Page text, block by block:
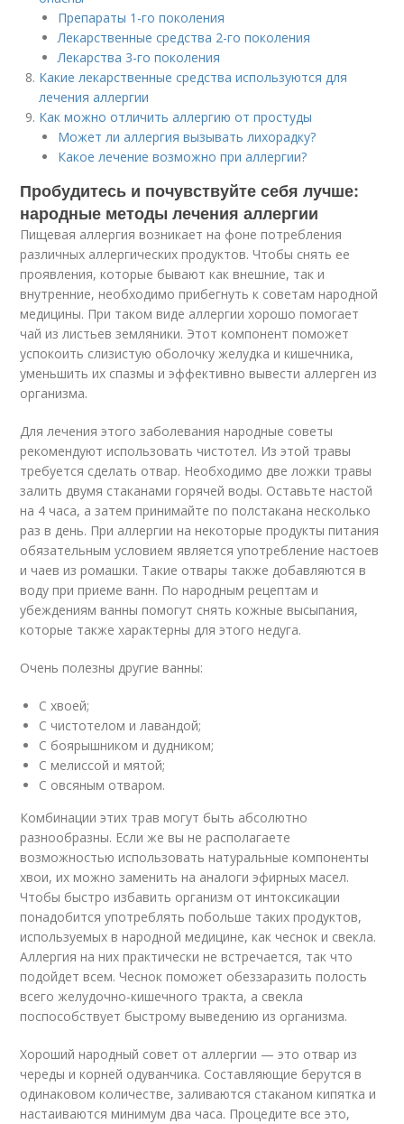
Препараты 1-го поколения
Лекарственные средства 2-го поколения
Лекарства 3-го поколения
Какие лекарственные средства используются для
лечения аллергии
Как можно отличить аллергию от простуды
Может ли аллергия вызывать лихорадку?
Какое лечение возможно при аллергии?
Пробудитесь и почувствуйте себя лучше:
народные методы лечения аллергии
Пищевая аллергия возникает на фоне потребления
различных аллергических продуктов. Чтобы снять ее
проявления, которые бывают как внешние, так и
внутренние, необходимо прибегнуть к советам народной
медицины. При таком виде аллергии хорошо помогает
чай из листьев земляники. Этот компонент поможет
успокоить слизистую оболочку желудка и кишечника,
уменьшить их спазмы и эффективно вывести аллерген из
организма.
Для лечения этого заболевания народные советы
рекомендуют использовать чистотел. Из этой травы
требуется сделать отвар. Необходимо две ложки травы
залить двумя стаканами горячей воды. Оставьте настой
на 4 часа, а затем принимайте по полстакана несколько
раз в день. При аллергии на некоторые продукты питания
обязательным условием является употребление настоев
и чаев из ромашки. Такие отвары также добавляются в
воду при приеме ванн. По народным рецептам и
убеждениям ванны помогут снять кожные высыпания,
которые также характерны для этого недуга.
Очень полезны другие ванны:
С хвоей;
С чистотелом и лавандой;
С боярышником и дудником;
С мелиссой и мятой;
С овсяным отваром.
Комбинации этих трав могут быть абсолютно
разнообразны. Если же вы не располагаете
возможностью использовать натуральные компоненты
хвои, их можно заменить на аналоги эфирных масел.
Чтобы быстро избавить организм от интоксикации
понадобится употреблять побольше таких продуктов,
используемых в народной медицине, как чеснок и свекла.
Аллергия на них практически не встречается, так что
подойдет всем. Чеснок поможет обеззаразить полость
всего желудочно-кишечного тракта, а свекла
поспособствует быстрому выведению из организма.
Хороший народный совет от аллергии — это отвар из
череды и корней одуванчика. Составляющие берутся в
одинаковом количестве, заливаются стаканом кипятка и
настаиваются минимум два часа. Процедите все это,